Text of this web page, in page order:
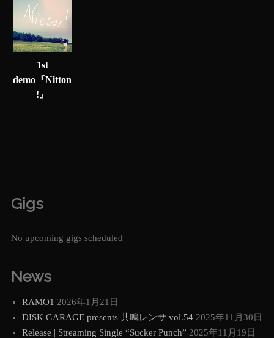
1st
demo『Nitton
!』
Gigs
No upcoming gigs scheduled
News
RAMO1 2026年1月21日
DISK GARAGE presents 共鳴レンサ vol.54 2025年11月30日
Release | Streaming Single “Sucker Punch” 2025年11月19日